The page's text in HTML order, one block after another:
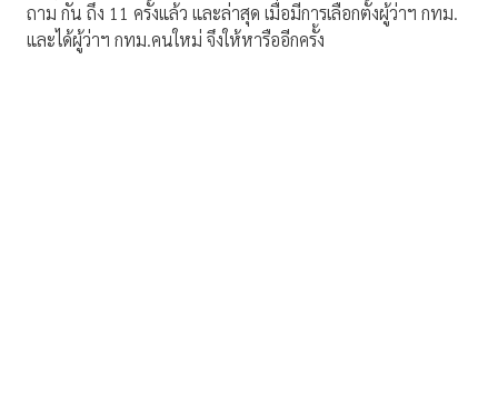
ถาม กัน ถึง 11 ครั้งแล้ว และล่าสุด เมื่อมีการเลือกตั้งผู้ว่าฯ กทม.
และได้ผู้ว่าฯ กทม.คนใหม่ จึงให้หารืออีกครั้ง